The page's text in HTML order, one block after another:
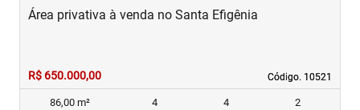
Código. 10521
Código. 10521
Área privativa à venda no Santa Efigênia
R$ 650.000,00
86,00 m²
4
4
2